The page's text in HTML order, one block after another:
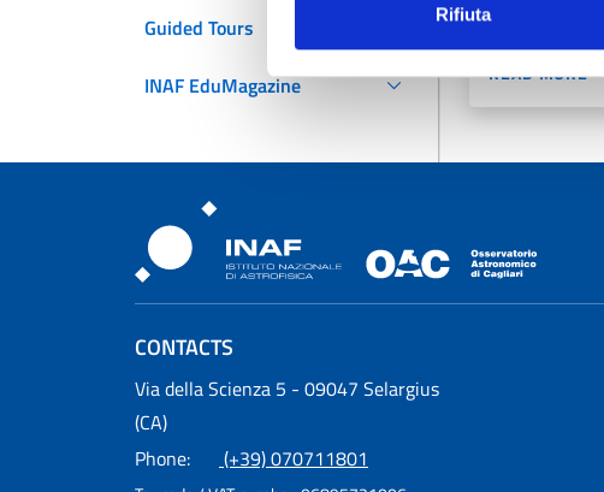
Rifiuta
Guided Tours
INAF EduMagazine
READ MORE
Osservatorio Astronomico
CONTACTS
Osservatorio Astronomico Cagliari
Via della Scienza 5 - 09047 Selargius
(CA)
Phone:
(+39) 070711801